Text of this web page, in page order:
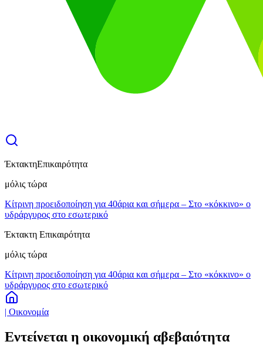
ΈκτακτηΕπικαιρότητα
μόλις τώρα
Κίτρινη προειδοποίηση για 40άρια και σήμερα – Στο «κόκκινο» ο
υδράργυρος στο εσωτερικό
Έκτακτη Επικαιρότητα
μόλις τώρα
Κίτρινη προειδοποίηση για 40άρια και σήμερα – Στο «κόκκινο» ο
υδράργυρος στο εσωτερικό
| Οικονομία
Εντείνεται η οικονομική αβεβαιότητα